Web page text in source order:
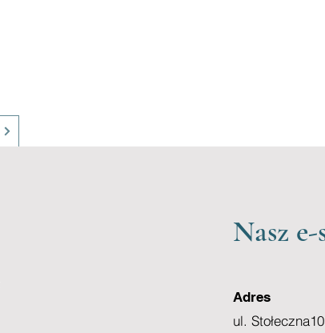
Nasz
Adres
ul. Stołeczna10